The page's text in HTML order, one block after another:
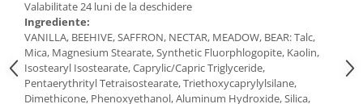
Valabilitate 24 luni de la deschidere
Ingrediente:
VANILLA, BEEHIVE, SAFFRON, NECTAR, MEADOW, BEAR: Talc,
Mica, Magnesium Stearate, Synthetic Fluorphlogopite, Kaolin,
Isostearyl Isostearate, Caprylic/Capric Triglyceride,
Pentaerythrityl Tetraisostearate, Triethoxycaprylylsilane,
Dimethicone, Phenoxyethanol, Aluminum Hydroxide, Silica,